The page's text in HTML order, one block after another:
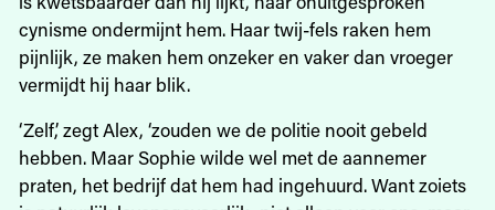
cynisme ondermijnt hem. Haar twij-fels raken hem
pijnlijk, ze maken hem onzeker en vaker dan vroeger
vermijdt hij haar blik.
‘Zelf,’ zegt Alex, ‘zouden we de politie nooit gebeld
hebben. Maar Sophie wilde wel met de aannemer
praten, het bedrijf dat hem had ingehuurd. Want zoiets